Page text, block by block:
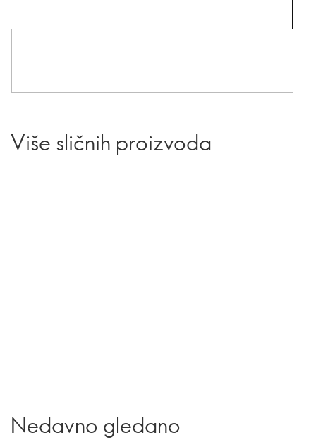
Više sličnih proizvoda
Nedavno gledano